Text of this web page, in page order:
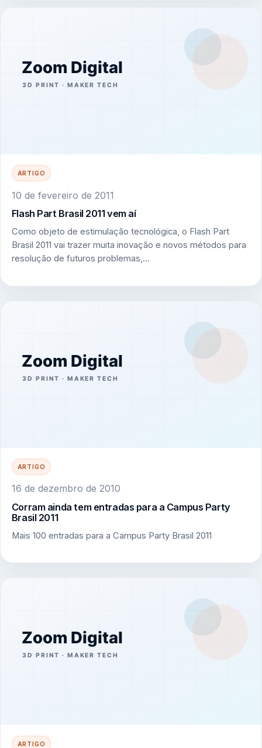
ARTIGO
10 de fevereiro de 2011
Flash Part Brasil 2011 vem aí
Como objeto de estimulação tecnológica, o Flash Part
Brasil 2011 vai trazer muita inovação e novos métodos para
resolução de futuros problemas,…
ARTIGO
16 de dezembro de 2010
Corram ainda tem entradas para a Campus Party
Brasil 2011
Mais 100 entradas para a Campus Party Brasil 2011
ARTIGO